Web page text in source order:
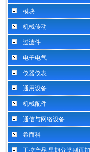
模块
机械传动
过滤件
电子电气
仪器仪表
通用设备
机械配件
通信与网络设备
希而科
工控产品 早期分类别再加